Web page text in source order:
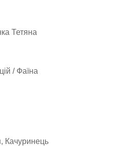
Тетяна
/ Фаїна
Качуринець